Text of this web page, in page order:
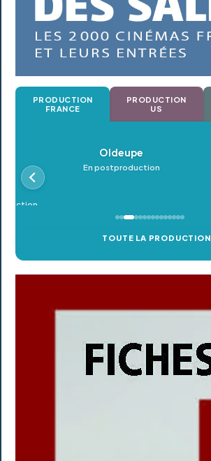
PRODUCTION
FRANCE
PRODUCTION
US
Oldeupe
En postproduction
TOUTE LA PRODUCTION